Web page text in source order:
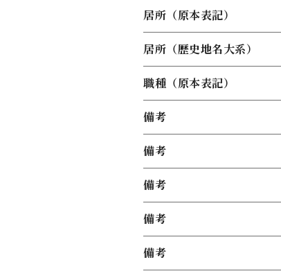
居所（原本表記）
居所（歴史地名大系）
職種（原本表記）
備考
備考
備考
備考
備考